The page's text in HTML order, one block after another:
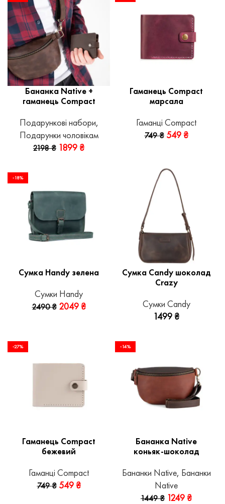
Бананка Native +
гаманець Compact
Подарункові набори,
Подарунки чоловікам
2198₴ 1899 ₴
Гаманець Compact
марсала
Гаманці Compact
749₴ 549 ₴
-18%
Сумка Handy зелена
Сумки Handy
2490₴ 2049 ₴
Сумка Candy шоколад
Crazy
Сумки Candy
1499 ₴
-27%
Гаманець Compact
бежевий
Гаманці Compact
749₴ 549 ₴
-14%
Бананка Native
коньяк-шоколад
Бананки Native, Бананки
Native
1449₴ 1249 ₴